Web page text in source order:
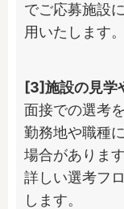
でご応募施設
用いたします。
[3]施設の見学
面接での選考
勤務地や職種
場合があります
詳しい選考フ
します。